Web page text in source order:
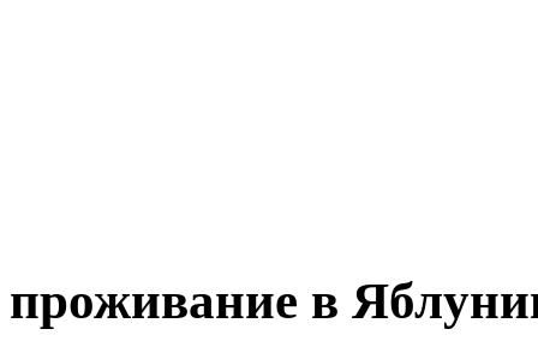
проживание в